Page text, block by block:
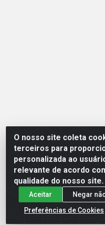
O nosso site coleta
terceiros para
personalizada ao
relevante de acordo
qualidade do nosso site.
Aceitar
Negar
Preferências de Cookies
Opção Atacadista - Setor
Setor Industrial
CNPJ